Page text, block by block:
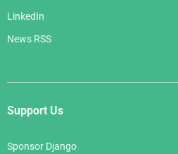
LinkedIn
News RSS
Support Us
Sponsor Django